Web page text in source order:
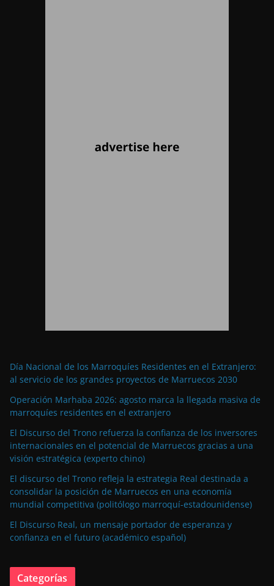
Día Nacional de los Marroquíes Residentes en el Extranjero:
al servicio de los grandes proyectos de Marruecos 2030
Operación Marhaba 2026: agosto marca la llegada masiva de
marroquíes residentes en el extranjero
El Discurso del Trono refuerza la confianza de los inversores
internacionales en el potencial de Marruecos gracias a una
visión estratégica (experto chino)
El discurso del Trono refleja la estrategia Real destinada a
consolidar la posición de Marruecos en una economía
mundial competitiva (politólogo marroquí-estadounidense)
El Discurso Real, un mensaje portador de esperanza y
confianza en el futuro (académico español)
Categorías